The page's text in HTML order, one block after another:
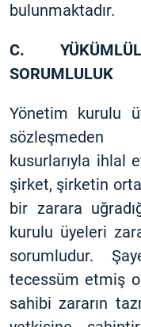
bulunmaktadır.
C.
SORUMLULUK
Yönetim kurulu
sözleşmeden
kusurlarıyla ihlal
şirket, şirketin
bir zarara
kurulu üyeleri
sorumludur.
tecessüm etmiş
sahibi zararın